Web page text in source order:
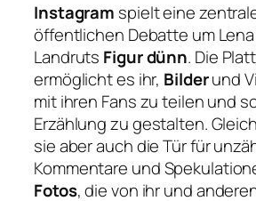
Instagram spielt eine
öffentlichen Debatte um
Landruts Figur dünn. Die
ermöglicht es ihr, Bilderund
mit ihren Fans zu teilen und
Erzählung zu gestalten.
sie aber auch die Tür für
Kommentare und
Fotos, die von ihr und